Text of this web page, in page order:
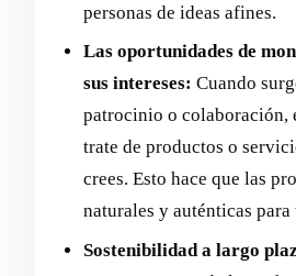
personas de ideas afines.
Las oportunidades de
sus intereses: Cuando
patrocinio o colaboración,
trate de productos o
crees. Esto hace que las
naturales y auténticas
Sostenibilidad a largo